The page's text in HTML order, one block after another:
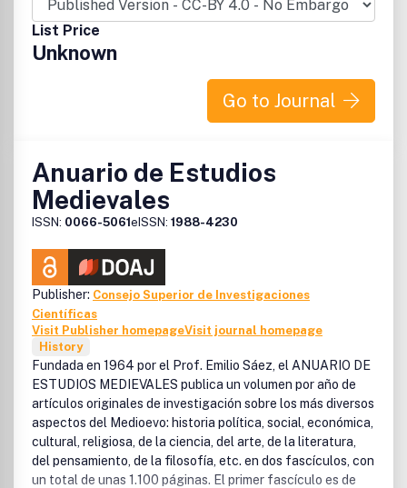
List Price
Unknown
Go to Journal
Anuario de Estudios
Medievales
ISSN: 0066-5061eISSN: 1988-4230
Publisher: Consejo Superior de Investigaciones
Científicas
Visit Publisher homepageVisit journal homepage
History
Fundada en 1964 por el Prof. Emilio Sáez, el ANUARIO DE
ESTUDIOS MEDIEVALES publica un volumen por año de
artículos originales de investigación sobre los más diversos
aspectos del Medioevo: historia política, social, económica,
cultural, religiosa, de la ciencia, del arte, de la literatura,
del pensamiento, de la filosofía, etc. en dos fascículos, con
un total de unas 1.100 páginas. El primer fascículo es de